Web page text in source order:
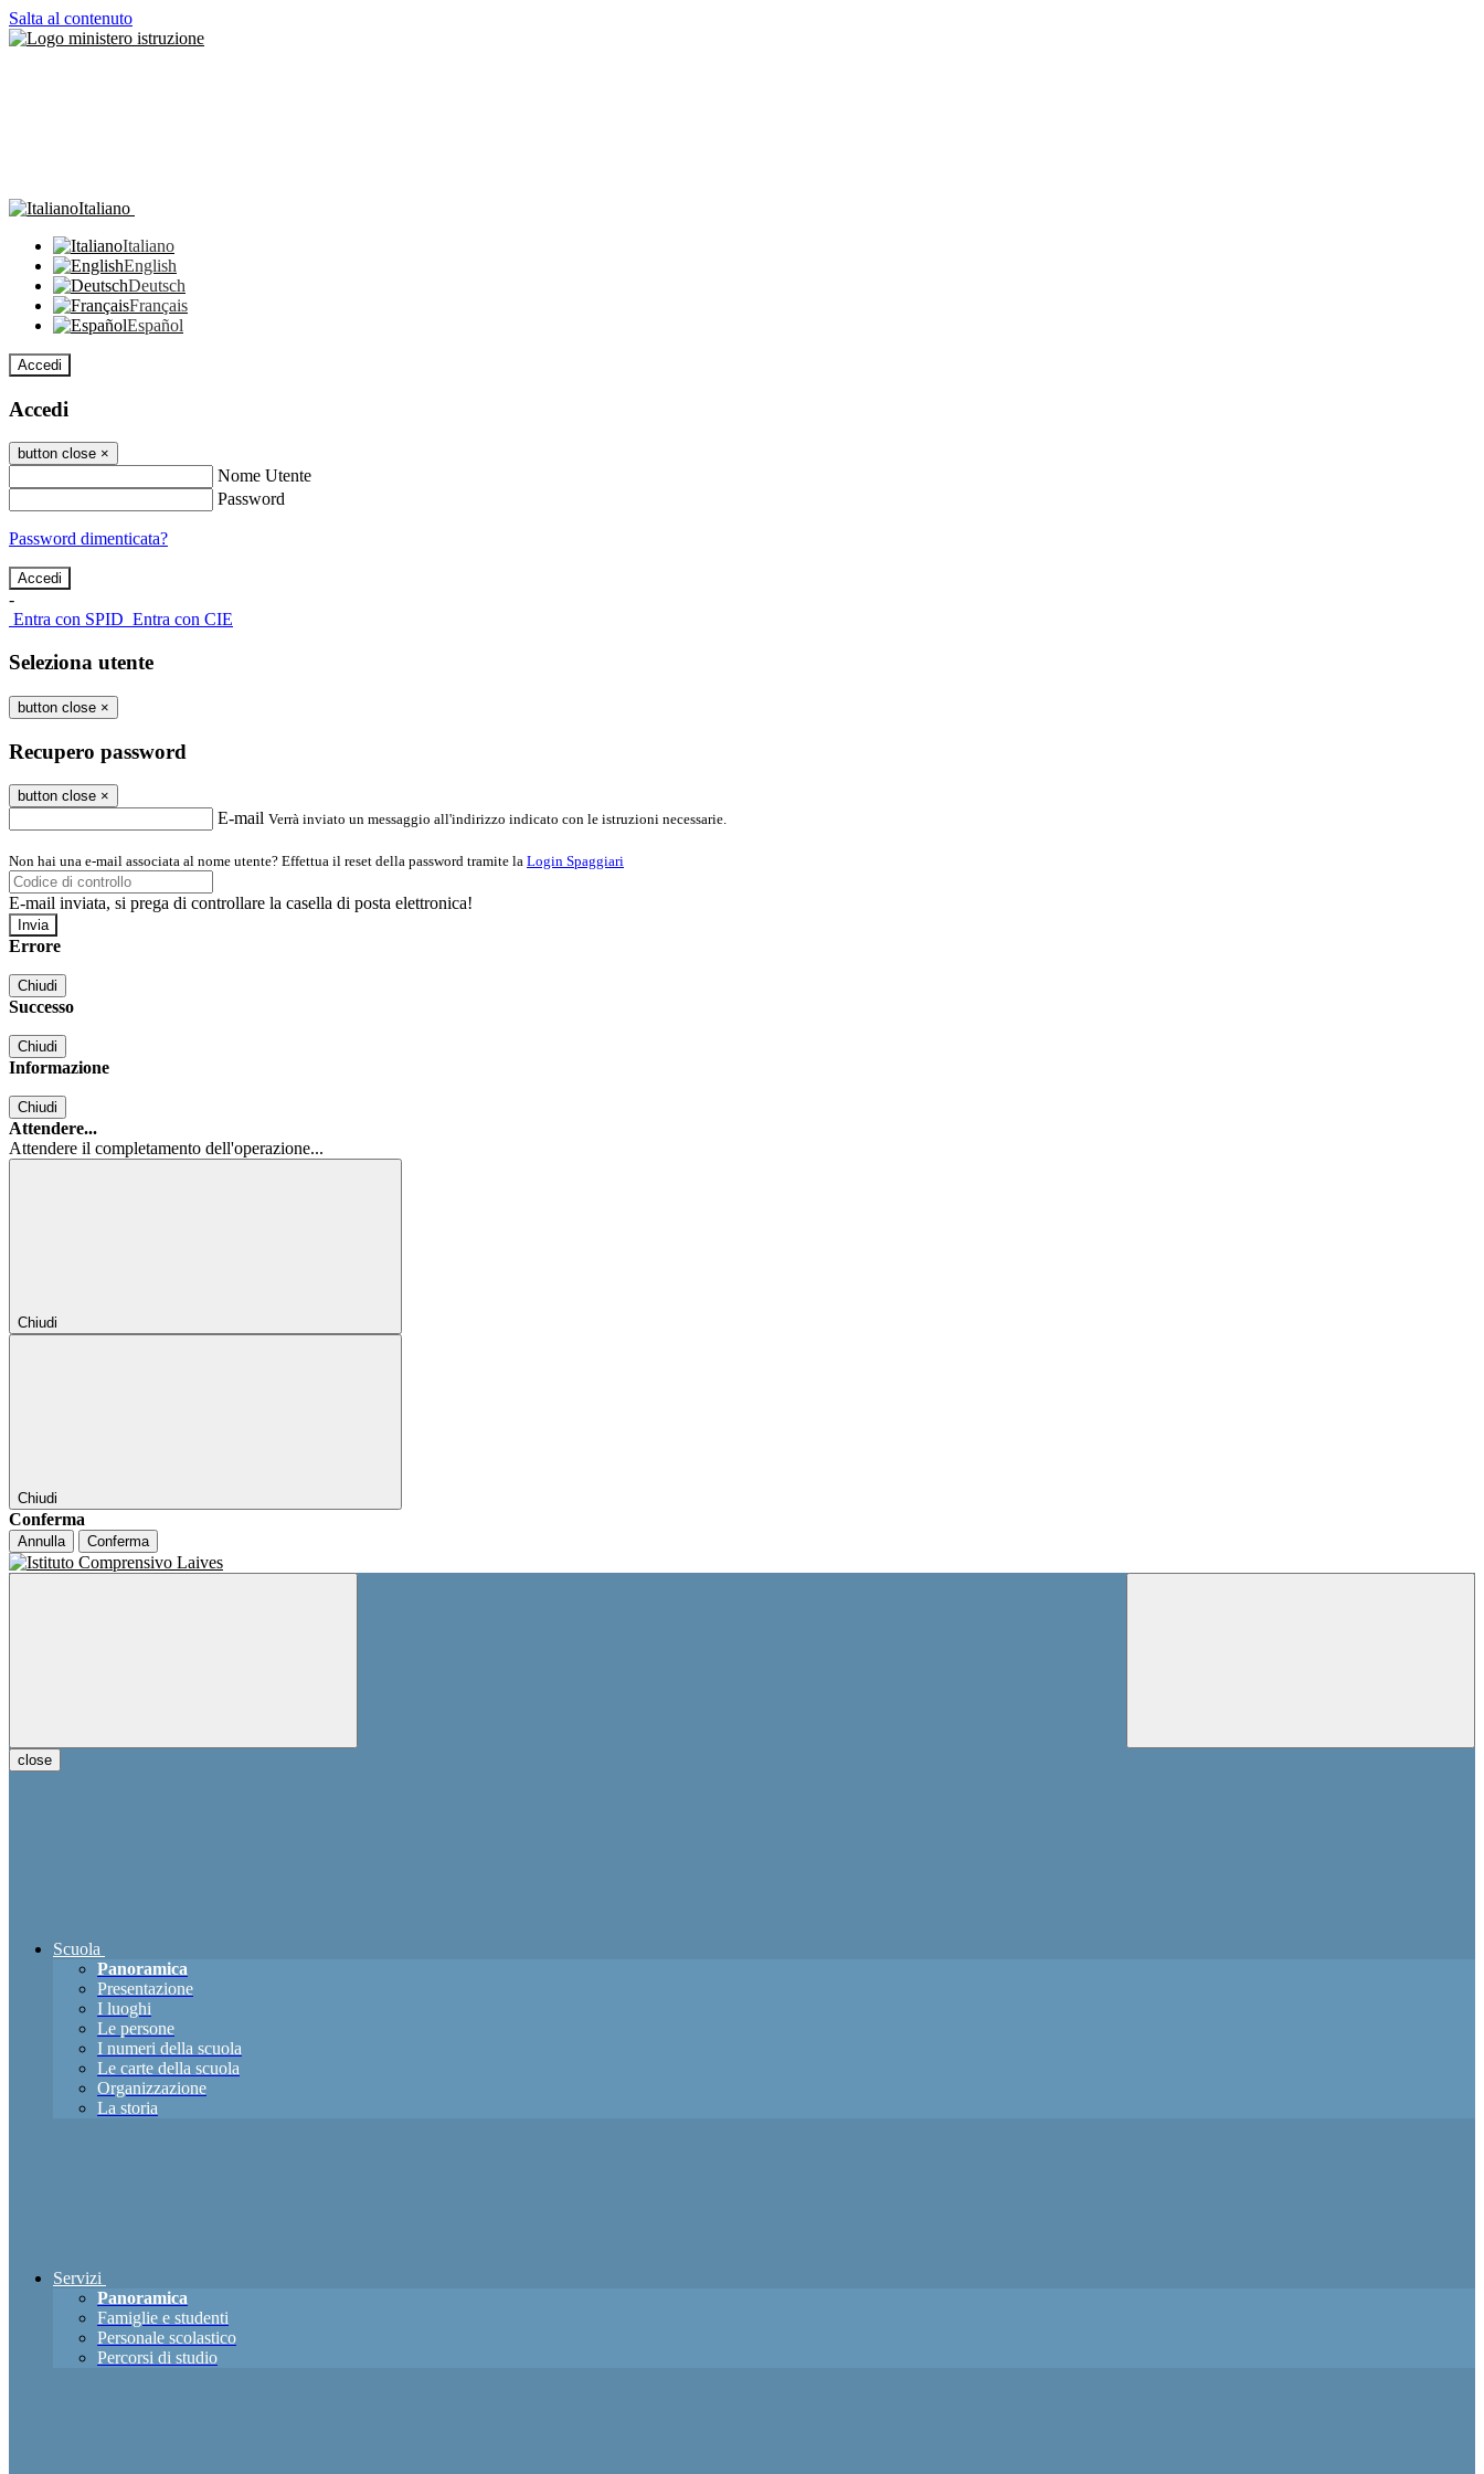
Salta al contenuto
Italiano
Italiano
English
Deutsch
Français
Español
Accedi
Accedi
button close ×
Nome Utente
Password
Password dimenticata?
-
Entra con SPID Entra con CIE
Seleziona utente
button close ×
Recupero password
button close ×
E-mail Verrà inviato un messaggio all'indirizzo indicato con le istruzioni necessarie.
Non hai una e-mail associata al nome utente? Effettua il reset della password tramite la Login Spaggiari
E-mail inviata, si prega di controllare la casella di posta elettronica!
Errore
Chiudi
Successo
Chiudi
Informazione
Chiudi
Attendere...
Attendere il completamento dell'operazione...
Chiudi
Chiudi
Conferma
Annulla Conferma
close
Scuola
Panoramica
Presentazione
I luoghi
Le persone
I numeri della scuola
Le carte della scuola
Organizzazione
La storia
Servizi
Panoramica
Famiglie e studenti
Personale scolastico
Percorsi di studio